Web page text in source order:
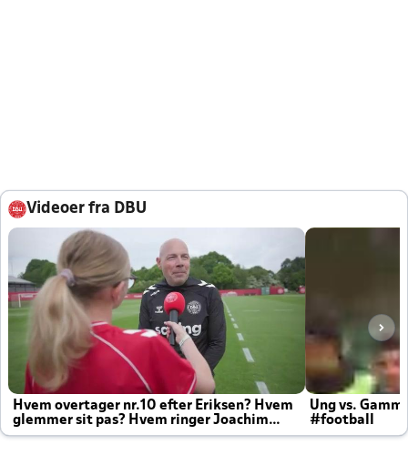
Videoer fra DBU
Hvem overtager nr.10 efter Eriksen? Hvem
glemmer sit pas? Hvem ringer Joachim
altid til efter kampe?
Ung vs.
#football